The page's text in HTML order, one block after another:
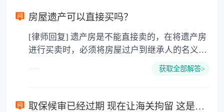
条 不动产物权的设立、变更、转让和消灭，
但是法律另有规定的除外。 依法属于国家所
有的自然资源，所有权可以不登记。 第二百
法律、行政法规规定。
房屋遗产可以直接买吗？
[律师回复] 遗产房是不能直接卖的，在将遗产房
进行买卖时，必须将房屋过户到继承人的名义，
才能买卖房屋。 《中华人民共和国民法典》
获取全部解答>
取保候审已经过期 现在让海关拘留 这是什么情况？